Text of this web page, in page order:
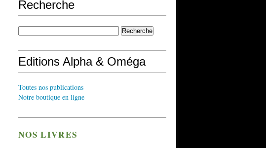
Recherche
Editions Alpha & Oméga
Toutes nos publications
Notre boutique en ligne
NOS LIVRES